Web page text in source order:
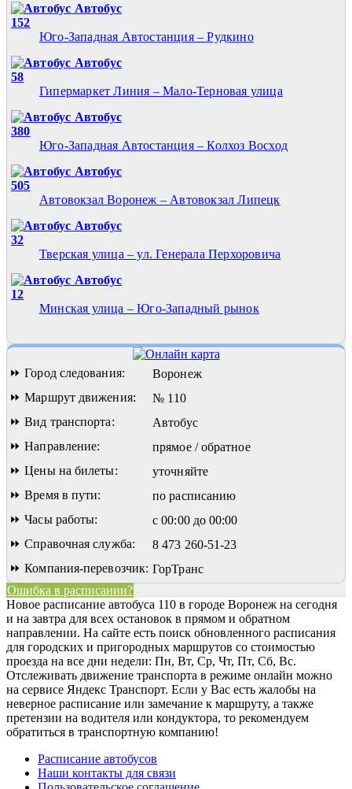
Автобус
152
Юго-Западная Автостанция – Рудкино
Автобус
58
Гипермаркет Линия – Мало-Терновая улица
Автобус
380
Юго-Западная Автостанция – Колхоз Восход
Автобус
505
Автовокзал Воронеж – Автовокзал Липецк
Автобус
32
Тверская улица – ул. Генерала Перхоровича
Автобус
12
Минская улица – Юго-Западный рынок
⏩ Город следования:
Воронеж
⏩ Маршрут движения:
№ 110
⏩ Вид транспорта:
Автобус
⏩ Направление:
прямое / обратное
⏩ Цены на билеты:
уточняйте
⏩ Время в пути:
по расписанию
⏩ Часы работы:
с 00:00 до 00:00
⏩ Справочная служба:
8 473 260-51-23
⏩ Компания-перевозчик: ГорТранс
Ошибка в расписании?
Новое расписание автобуса 110 в городе Воронеж на сегодня
и на завтра для всех остановок в прямом и обратном
направлении. На сайте есть поиск обновленного расписания
для городских и пригородных маршрутов со стоимостью
проезда на все дни недели: Пн, Вт, Ср, Чт, Пт, Сб, Вс.
Отслеживать движение транспорта в режиме онлайн можно
на сервисе Яндекс Транспорт. Если у Вас есть жалобы на
неверное расписание или замечание к маршруту, а также
претензии на водителя или кондуктора, то рекомендуем
обратиться в транспортную компанию!
Расписание автобусов
Наши контакты для связи